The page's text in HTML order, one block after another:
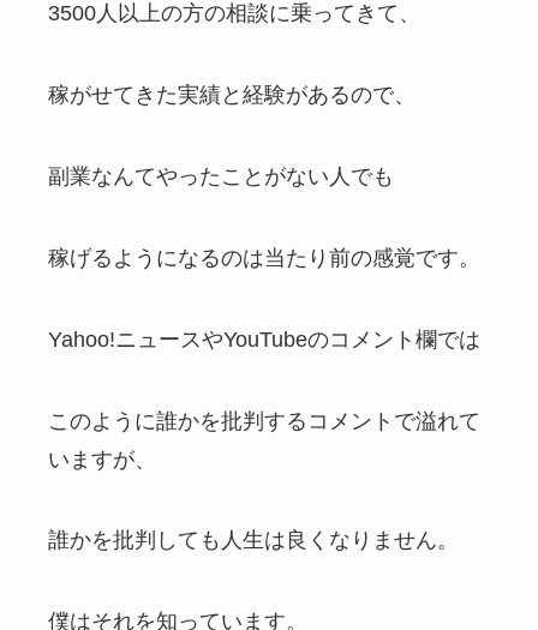
3500人以上の方の相談に乗ってきて、
稼がせてきた実績と経験があるので、
副業なんてやったことがない人でも
稼げるようになるのは当たり前の感覚です。
Yahoo!ニュースやYouTubeのコメント欄では
このように誰かを批判するコメントで溢れて
いますが、
誰かを批判しても人生は良くなりません。
僕はそれを知っています。